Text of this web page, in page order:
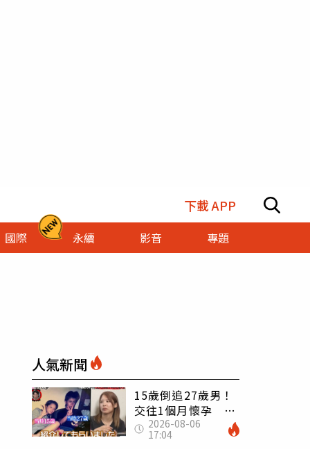
下載 APP
國際 永續 影音 專題
人氣新聞
15歲倒追27歲男！
交往1個月懷孕 36
歲當阿嬤故事曝光
2026-08-06
17:04